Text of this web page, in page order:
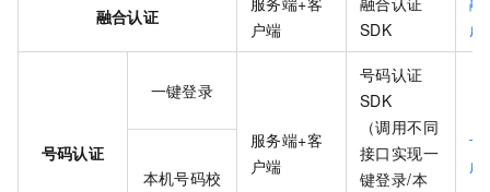
融合认证
户端
SDK
成
号码认证
一键登录
服务端+客
户端
号码认证
SDK
（调用不同
接口实现一
键登录/本
号
成
本机号码校